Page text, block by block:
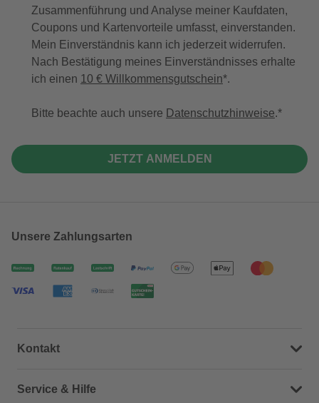
Zusammenführung und Analyse meiner Kaufdaten,
Coupons und Kartenvorteile umfasst, einverstanden.
Mein Einverständnis kann ich jederzeit widerrufen.
Nach Bestätigung meines Einverständnisses erhalte
ich einen 10 € Willkommensgutschein*.
Bitte beachte auch unsere Datenschutzhinweise.
JETZT ANMELDEN
Unsere Zahlungsarten
Kontakt
Dein Kontakt zu uns
Service & Hilfe